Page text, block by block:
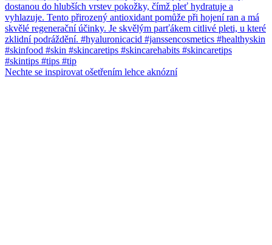
Nechte se inspirovat ošetřením lehce aknózní